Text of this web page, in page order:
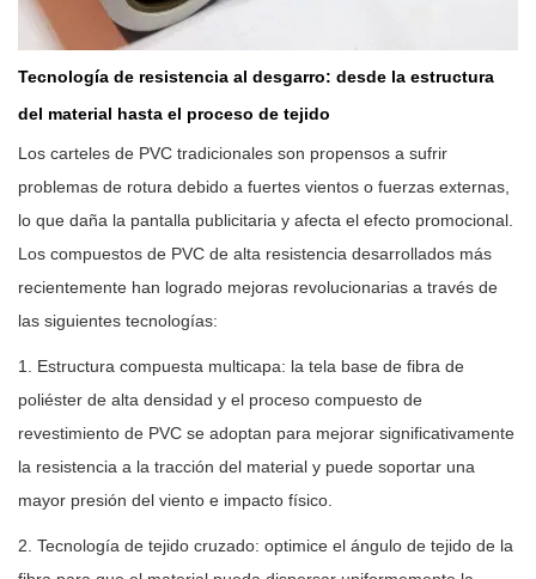
Tecnología de resistencia al desgarro: desde la estructura
del material hasta el proceso de tejido
Los carteles de PVC tradicionales son propensos a sufrir
problemas de rotura debido a fuertes vientos o fuerzas externas,
lo que daña la pantalla publicitaria y afecta el efecto promocional.
Los compuestos de PVC de alta resistencia desarrollados más
recientemente han logrado mejoras revolucionarias a través de
las siguientes tecnologías:
1. Estructura compuesta multicapa: la tela base de fibra de
poliéster de alta densidad y el proceso compuesto de
revestimiento de PVC se adoptan para mejorar significativamente
la resistencia a la tracción del material y puede soportar una
mayor presión del viento e impacto físico.
2. Tecnología de tejido cruzado: optimice el ángulo de tejido de la